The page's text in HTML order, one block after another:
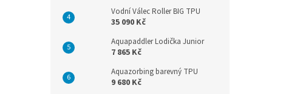
Vodní Válec Roller BIG TPU
35 090 Kč
Aquapaddler Lodička Junior
7 865 Kč
Aquazorbing barevný TPU
9 680 Kč